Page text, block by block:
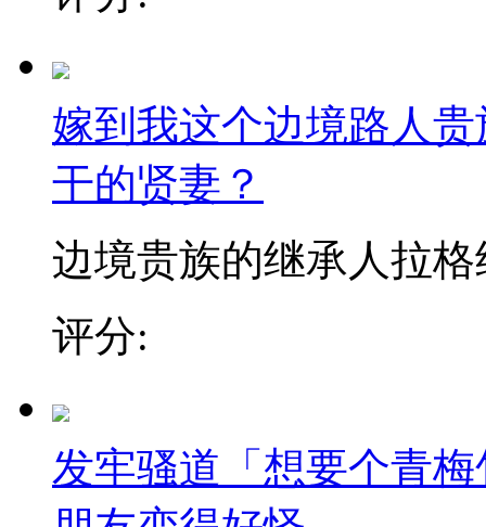
嫁到我这个边境路人
干的贤妻？
边境贵族的继承人拉格
评分:
发牢骚道「想要个青